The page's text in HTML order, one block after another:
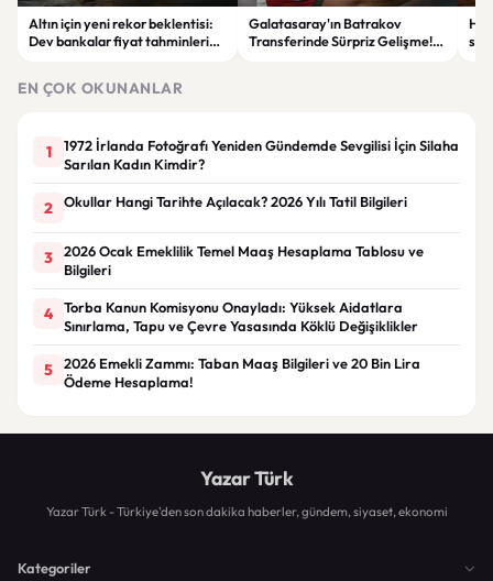
Altın için yeni rekor beklentisi:
Dev bankalar fiyat tahminlerini
Galatasaray'ın Batrakov
Transferinde Sürpriz Gelişme!
EN ÇOK OKUNANLAR
1
1972 İrlanda Fotoğrafı Yeniden Gündemde Sevgilisi İçin Silaha
Sarılan Kadın Kimdir?
2 Okullar Hangi Tarihte Açılacak? 2026 Yılı Tatil Bilgileri
3
2026 Ocak Emeklilik Temel Maaş Hesaplama Tablosu ve
Bilgileri
4
Torba Kanun Komisyonu Onayladı: Yüksek Aidatlara
Sınırlama, Tapu ve Çevre Yasasında Köklü Değişiklikler
5
2026 Emekli Zammı: Taban Maaş Bilgileri ve 20 Bin Lira
Ödeme Hesaplama!
Yazar Türk
Yazar Türk - Türkiye'den son dakika haberler, gündem, siyaset, ekonomi
Kategoriler